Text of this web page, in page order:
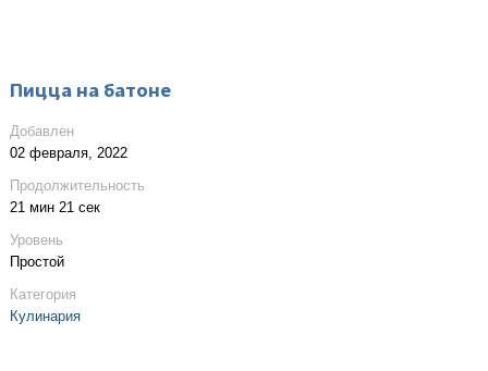
Пицца на батоне
Добавлен
02 февраля, 2022
Продолжительность
21 мин 21 сек
Уровень
Простой
Категория
Кулинария